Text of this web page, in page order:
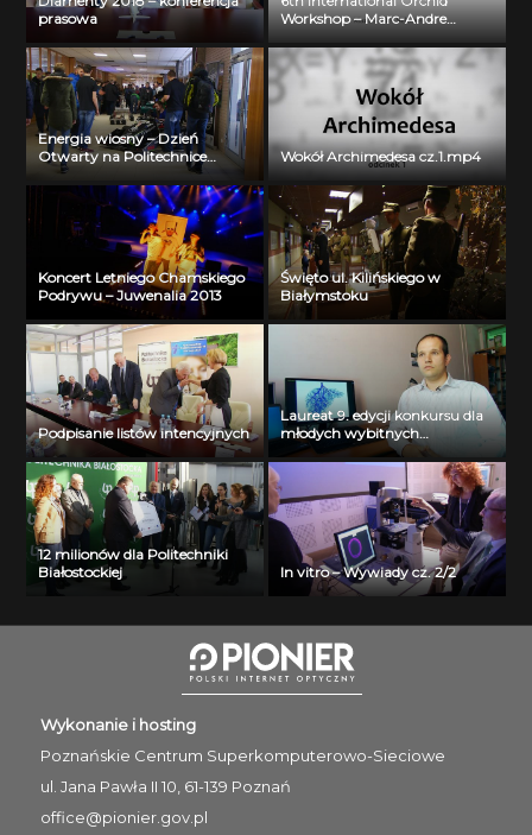
prasowa
Workshop – Marc-Andre
Selosse
Energia wiosny – Dzień
Otwarty na Politechnice
Białostockiej
Wokół Archimedesa cz.1.mp4
Koncert Letniego Chamskiego
Podrywu – Juwenalia 2013
Święto ul. Kilińskiego w
Białymstoku
Podpisanie listów intencyjnych
Laureat 9. edycji konkursu dla
młodych wybitnych
naukowców- dr inż. Krzysztof
Jurczuk
12 milionów dla Politechniki
Białostockiej
In vitro – Wywiady cz. 2/2
Wykonanie i hosting
Poznańskie Centrum Superkomputerowo-Sieciowe
ul. Jana Pawła II 10, 61-139 Poznań
office@pionier.gov.pl